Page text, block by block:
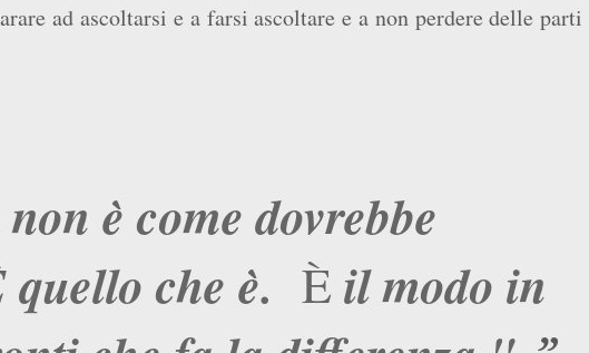
ad ascoltarsi e a farsi ascoltare e a non perdere delle
è come dovrebbe
quello che è. È il modo in